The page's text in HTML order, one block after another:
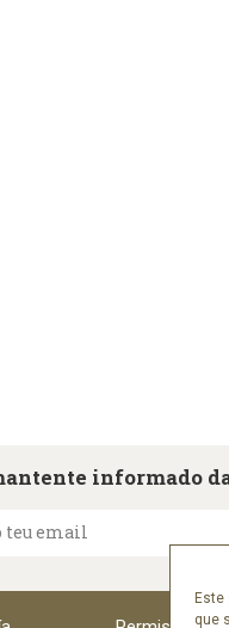
Este
que
informado
teu email